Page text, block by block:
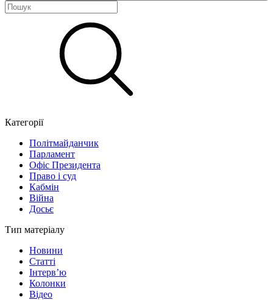
Категорії
Політмайданчик
Парламент
Офіс Президента
Право і суд
Кабмін
Війна
Досьє
Тип матеріалу
Новини
Статті
Інтерв’ю
Колонки
Відео